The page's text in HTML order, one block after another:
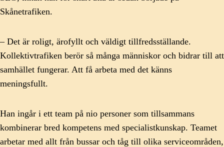
Skånetrafiken.
– Det är roligt, ärofyllt och väldigt tillfredsställande.
Kollektivtrafiken berör så många människor och bidrar till att
samhället fungerar. Att få arbeta med det känns
meningsfullt.
Han ingår i ett team på nio personer som tillsammans
kombinerar bred kompetens med specialistkunskap. Teamet
arbetar med allt från bussar och tåg till olika serviceområden,